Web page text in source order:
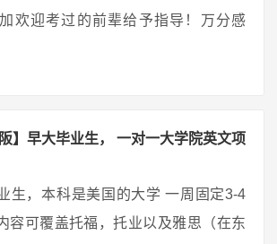
欢迎考过的前辈给予指导！万分感
阪】早大毕业生， 一对一大学院英文项
生，本科是美国的大学 一周固定3-4
容可覆盖托福，托业以及雅思（在东